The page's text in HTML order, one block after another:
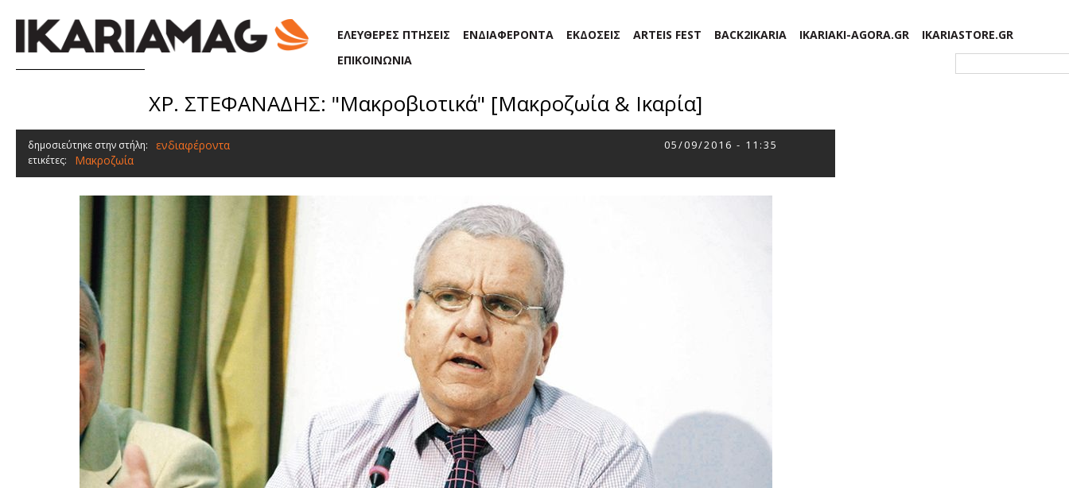
ΕΛΕΥΘΕΡΕΣ ΠΤΗΣΕΙΣ ΕΝΔΙΑΦΕΡΟΝΤΑ ΕΚΔΟΣΕΙΣ ARTEIS FEST BACK2IKARIA IKARIAKI-AGORA.GR
IKARIASTORE.GR
ΕΠΙΚΟΙΝΩΝΙΑ
ΧΡ. ΣΤΕΦΑΝΑΔΗΣ: "Μακροβιοτικά" [Μακροζωία & Ικαρία]
δημοσιεύτηκε στην στήλη: ενδιαφέροντα 05/09/2016 - 11:35
ετικέτες: Μακροζωία